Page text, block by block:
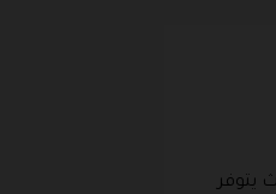
يتوفر